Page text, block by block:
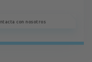
con nosotros